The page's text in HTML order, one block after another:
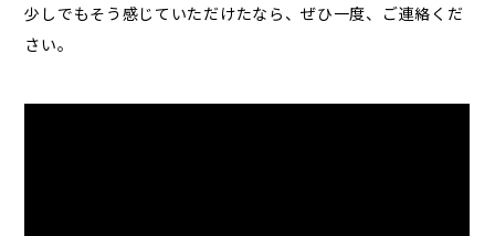
少しでもそう感じていただけたなら、ぜひ一度、ご連絡くだ
さい。